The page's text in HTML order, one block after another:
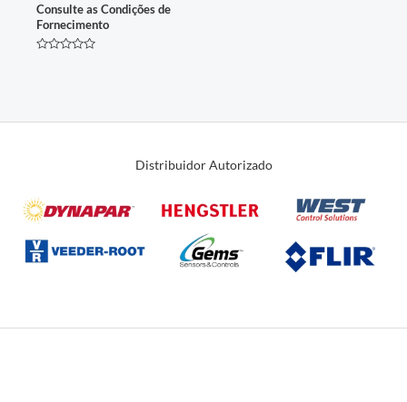
Consulte as Condições de
Fornecimento
Distribuidor Autorizado